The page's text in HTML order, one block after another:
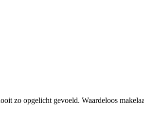
zo opgelicht gevoeld. Waardeloos